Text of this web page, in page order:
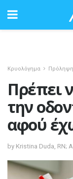
Κρυολόγημα Πρόληψη
Πρέπει
την
αφού
by Kristina Duda, RN;